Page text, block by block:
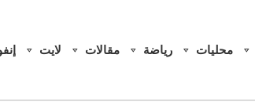
محليات رياضة مقالات لايت